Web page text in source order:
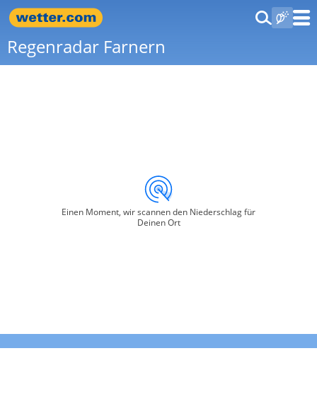
Regenradar Farnern
Einen Moment, wir scannen den Niederschlag für
Deinen Ort